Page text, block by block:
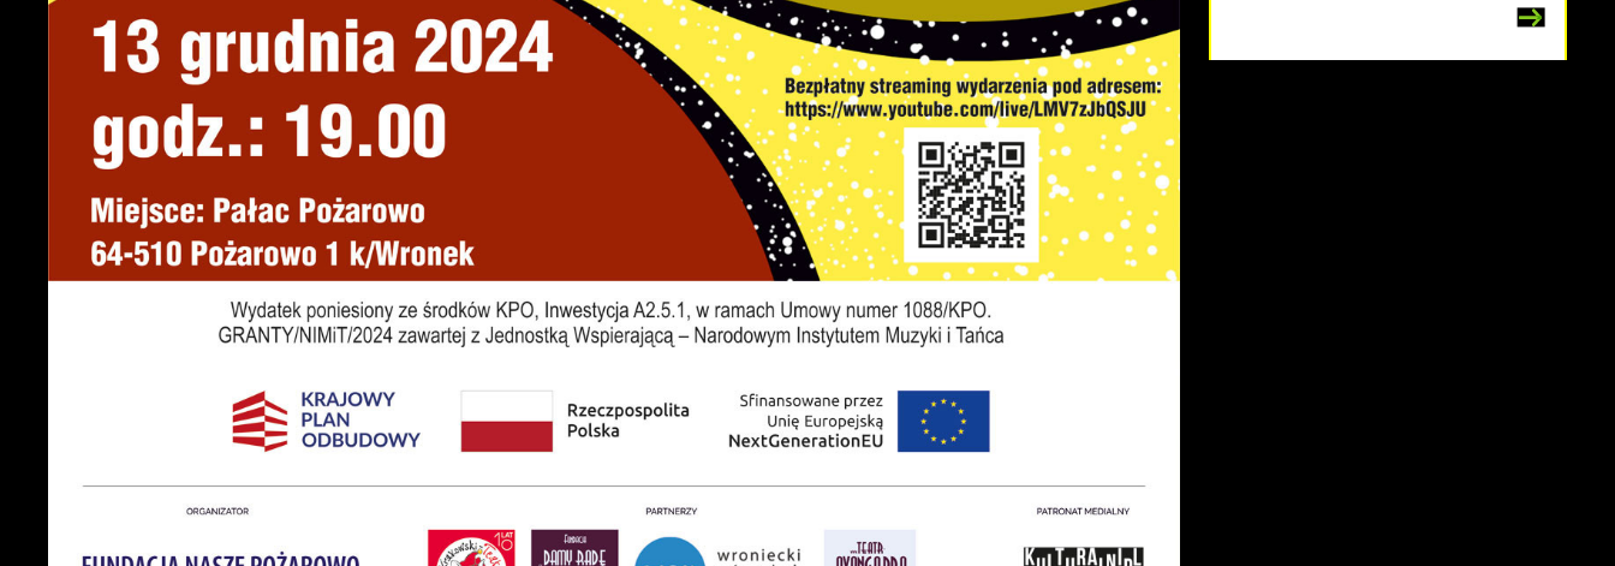
Ustawienia
Szanujemy Twoją prywatność. Możesz zmienić ustawienia
cookies lub zaakceptować je wszystkie. W dowolnym
momencie możesz dokonać zmiany swoich ustawień.
Niezbędne